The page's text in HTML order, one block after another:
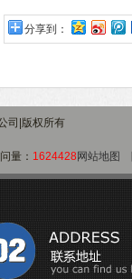
分享到：
司|版权所有
量： 1624428 网站地图